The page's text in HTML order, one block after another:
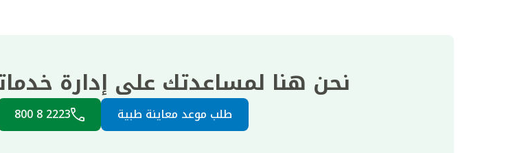
نحن هنا لمساعدتك على إدارة
طلب موعد معاينة طبية 2223 8 800